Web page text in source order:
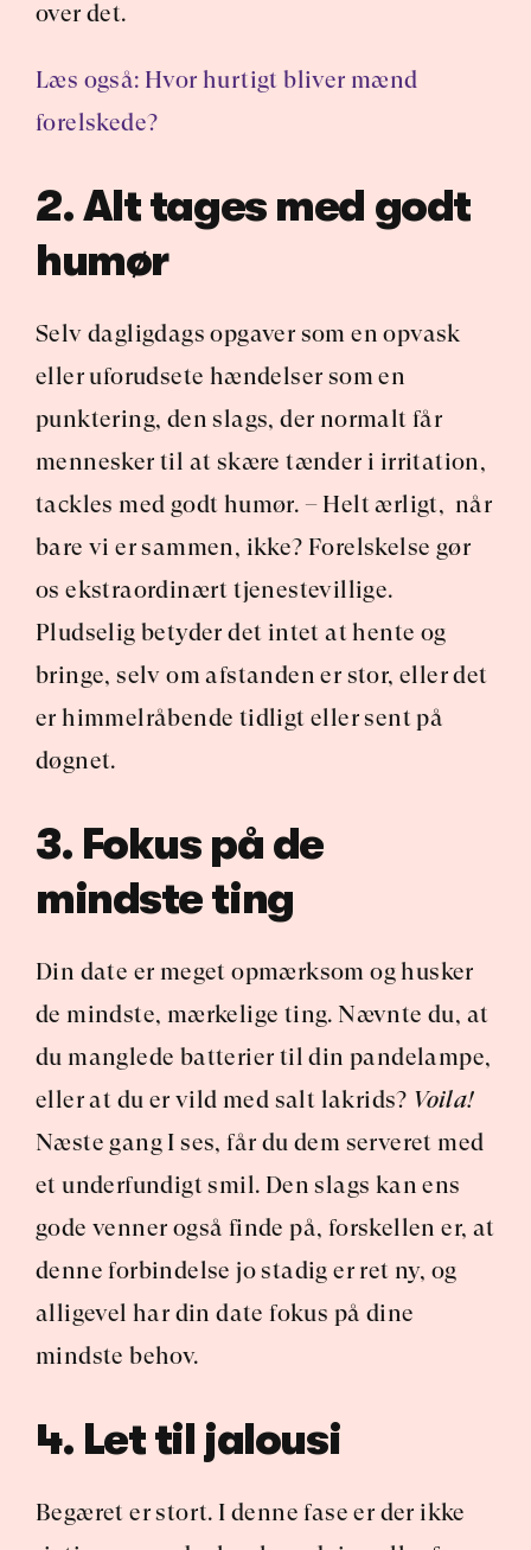
over det.
Læs også: Hvor hurtigt bliver mænd
forelskede?
2. Alt tages med godt
humør
Selv dagligdags opgaver som en opvask
eller uforudsete hændelser som en
punktering, den slags, der normalt får
mennesker til at skære tænder i irritation,
tackles med godt humør. – Helt ærligt,  når
bare vi er sammen, ikke? Forelskelse gør
os ekstraordinært tjenestevillige.
Pludselig betyder det intet at hente og
bringe, selv om afstanden er stor, eller det
er himmelråbende tidligt eller sent på
døgnet.
3. Fokus på de
mindste ting
Din date er meget opmærksom og husker
de mindste, mærkelige ting. Nævnte du, at
du manglede batterier til din pandelampe,
eller at du er vild med salt lakrids? Voila!
Næste gang I ses, får du dem serveret med
et underfundigt smil. Den slags kan ens
gode venner også finde på, forskellen er, at
denne forbindelse jo stadig er ret ny, og
alligevel har din date fokus på dine
mindste behov.
4. Let til jalousi
Begæret er stort. I denne fase er der ikke